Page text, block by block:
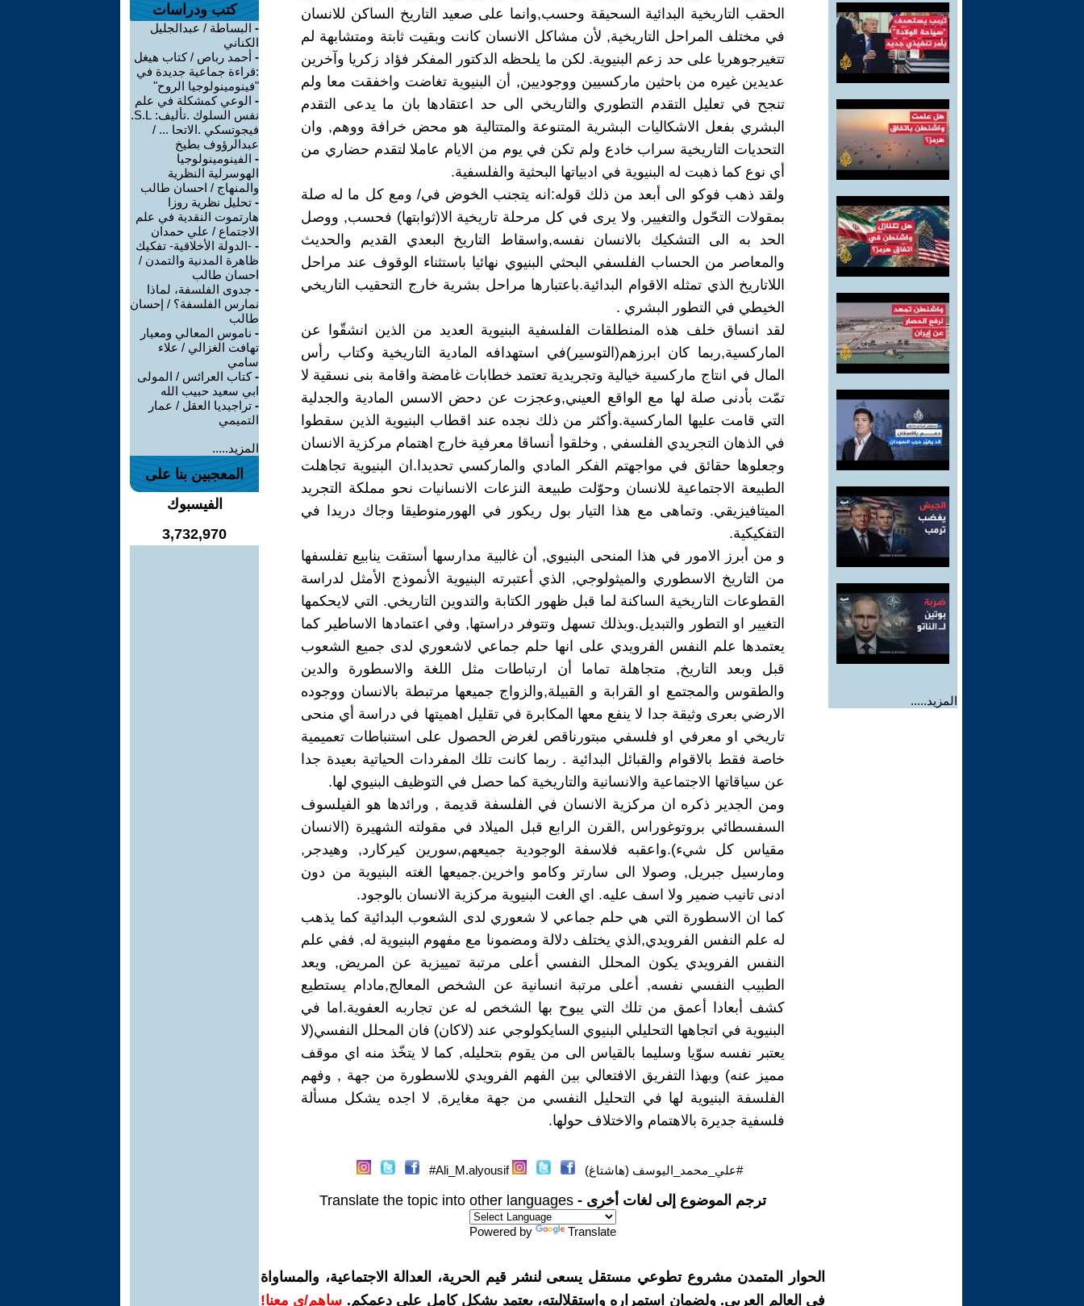
المزيد.....
الحقب التاريخية البدائية السحيقة وحسب,وانما على صعيد التاريخ الساكن للانسان
في مختلف المراحل التاريخية, لأن مشاكل الانسان كانت وبقيت ثابتة ومتشابهة لم
تتغيرجوهريا على حد زعم البنيوية. لكن ما يلحظه الدكتور المفكر فؤاد زكريا وآخرين
عديدين غيره من باحثين ماركسيين ووجوديين, أن البنيوية تغاضت واخفقت معا ولم
تنجح في تعليل التقدم التطوري والتاريخي الى حد اعتقادها بان ما يدعى التقدم
البشري بفعل الاشكاليات البشرية المتنوعة والمتتالية هو محض خرافة ووهم, وان
التحديات التاريخية سراب خادع ولم تكن في يوم من الايام عاملا لتقدم حضاري من
أي نوع كما ذهبت له البنيوية في ادبياتها البحثية والفلسفية.
ولقد ذهب فوكو الى أبعد من ذلك قوله:انه يتجنب الخوض في/ ومع كل ما له صلة
بمقولات التحّول والتغيير, ولا يرى في كل مرحلة تاريخية الا(ثوابتها) فحسب, ووصل
الحد به الى التشكيك بالانسان نفسه,واسقاط التاريخ البعدي القديم والحديث
والمعاصر من الحساب الفلسفي البحثي البنيوي نهائيا باستثناء الوقوف عند مراحل
اللاتاريخ الذي تمثله الاقوام البدائية.باعتبارها مراحل بشرية خارج التحقيب التاريخي
الخيطي في التطور البشري .
لقد انساق خلف هذه المنطلقات الفلسفية البنيوية العديد من الذين انشقّوا عن
الماركسية,ربما كان ابرزهم(التوسير)في استهدافه المادية التاريخية وكتاب رأس
المال في انتاج ماركسية خيالية وتجريدية تعتمد خطابات غامضة واقامة بنى نسقية لا
تمّت بأدنى صلة لها مع الواقع العيني,وعجزت عن دحض الاسس المادية والجدلية
التي قامت عليها الماركسية.وأكثر من ذلك نجده عند اقطاب البنيوية الذين سقطوا
في الذهان التجريدي الفلسفي , وخلقوا أنساقا معرفية خارج اهتمام مركزية الانسان
وجعلوها حقائق في مواجهتم الفكر المادي والماركسي تحديدا.ان البنيوية تجاهلت
الطبيعة الاجتماعية للانسان وحوّلت طبيعة النزعات الانسانيات نحو مملكة التجريد
الميتافيزيقي. وتماهى مع هذا التيار بول ريكور في الهورمنوطيقا وجاك دريدا في
التفكيكية.
و من أبرز الامور في هذا المنحى البنيوي, أن غالبية مدارسها أستقت ينابيع تفلسفها
من التاريخ الاسطوري والميثولوجي, الذي أعتبرته البنيوية الأنموذج الأمثل لدراسة
القطوعات التاريخية الساكنة لما قبل ظهور الكتابة والتدوين التاريخي. التي لايحكمها
التغيير او التطور والتبديل.وبذلك تسهل وتتوفر دراستها, وفي اعتمادها الاساطير كما
يعتمدها علم النفس الفرويدي على انها حلم جماعي لاشعوري لدى جميع الشعوب
قبل وبعد التاريخ, متجاهلة تماما أن ارتباطات مثل اللغة والاسطورة والدين
والطقوس والمجتمع او القرابة و القبيلة,والزواج جميعها مرتبطة بالانسان ووجوده
الارضي بعرى وثيقة جدا لا ينفع معها المكابرة في تقليل اهميتها في دراسة أي منحى
تاريخي او معرفي او فلسفي مبتورناقص لغرض الحصول على استنباطات تعميمية
خاصة فقط بالاقوام والقبائل البدائية . ربما كانت تلك المفردات الحياتية بعيدة جدا
عن سياقاتها الاجتماعية والانسانية والتاريخية كما حصل في التوظيف البنيوي لها.
ومن الجدير ذكره ان مركزية الانسان في الفلسفة قديمة , ورائدها هو الفيلسوف
السفسطائي بروتوغوراس ,القرن الرابع قبل الميلاد في مقولته الشهيرة (الانسان
مقياس كل شيء).واعقبه فلاسفة الوجودية جميعهم,سورين كيركارد, وهيدجر,
ومارسيل جبريل, وصولا الى سارتر وكامو واخرين.جميعها الغته البنيوية من دون
ادنى تانيب ضمير ولا اسف عليه. اي الغت البنيوية مركزية الانسان بالوجود.
كما ان الاسطورة التي هي حلم جماعي لا شعوري لدى الشعوب البدائية كما يذهب
له علم النفس الفرويدي,الذي يختلف دلالة ومضمونا مع مفهوم البنيوية له, ففي علم
النفس الفرويدي يكون المحلل النفسي أعلى مرتبة تمييزية عن المريض, ويعد
الطبيب النفسي نفسه, أعلى مرتبة انسانية عن الشخص المعالج,مادام يستطيع
كشف أبعادا أعمق من تلك التي يبوح بها الشخص له عن تجاربه العفوية.اما في
البنيوية في اتجاهها التحليلي البنيوي السايكولوجي عند (لاكان) فان المحلل النفسي(لا
يعتبر نفسه سوّيا وسليما بالقياس الى من يقوم بتحليله, كما لا يتخّذ منه اي موقف
مميز عنه) وبهذا التفريق الافتعالي بين الفهم الفرويدي للاسطورة من جهة , وفهم
الفلسفة البنيوية لها في التحليل النفسي من جهة مغايرة, لا اجده يشكل مسألة
فلسفية جديرة بالاهتمام والاختلاف حولها.
#علي_محمد_اليوسف (هاشتاغ) Ali_M.alyousif#
ترجم الموضوع إلى لغات أخرى - Translate the topic into other languages
Powered by Translate
الحوار المتمدن مشروع تطوعي مستقل يسعى لنشر قيم الحرية، العدالة الاجتماعية، والمساواة
في العالم العربي. ولضمان استمراره واستقلاليته، يعتمد بشكل كامل على دعمكم. ساهم/ي معنا!
كتب ودراسات
- البساطة / عبدالجليل
الكناني
- أحمد رباص / كتاب هيغل
:قراءة جماعية جديدة في
"فينومينولوجيا الروح"
- الوعي كمشكلة في علم
نفس السلوك .تأليف: S.L.
فيجوتسكي .الاتحا ... /
عبدالرؤوف بطيخ
- الفينومينولوجيا
الهوسرلية النظرية
والمنهاج / احسان طالب
- تحليل نظرية روزا
هارتموت النقدية في علم
الاجتماع / علي حمدان
- -الدولة الأخلاقية- تفكيك
ظاهرة المدنية والتمدن /
احسان طالب
- جدوى الفلسفة، لماذا
نمارس الفلسفة؟ / إحسان
طالب
- ناموس المعالي ومعيار
تهافت الغزالي / علاء
سامي
-كتاب العرائس / المولى
ابي سعيد حبيب الله
- تراجيديا العقل / عمار
التميمي
المزيد.....
المعجبين بنا على
الفيسبوك
3,732,970